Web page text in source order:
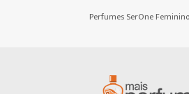
Perfumes SerOne Feminino